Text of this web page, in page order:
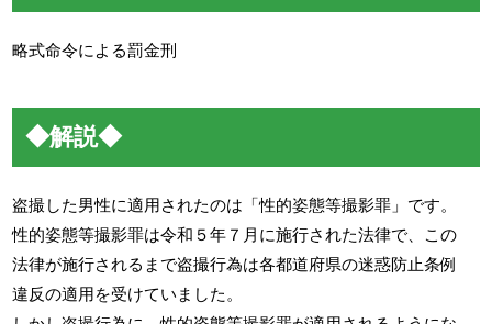
略式命令による罰金刑
◆解説◆
盗撮した男性に適用されたのは「性的姿態等撮影罪」です。
性的姿態等撮影罪は令和５年７月に施行された法律で、この
法律が施行されるまで盗撮行為は各都道府県の迷惑防止条例
違反の適用を受けていました。